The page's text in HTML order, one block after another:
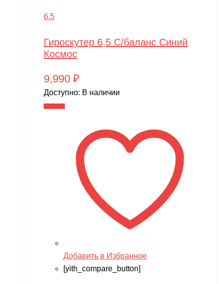
6.5
Гироскутер 6,5 С/баланс Синий
Космос
9,990 ₽
Доступно: В наличии
Добавить в Избранное
[yith_compare_button]